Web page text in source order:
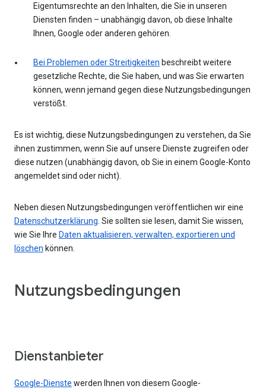
Eigentumsrechte an den Inhalten, die Sie in unseren
Diensten finden – unabhängig davon, ob diese Inhalte
Ihnen, Google oder anderen gehören.
Bei Problemen oder Streitigkeiten beschreibt weitere
gesetzliche Rechte, die Sie haben, und was Sie erwarten
können, wenn jemand gegen diese Nutzungsbedingungen
verstößt.
Es ist wichtig, diese Nutzungsbedingungen zu verstehen, da Sie
ihnen zustimmen, wenn Sie auf unsere Dienste zugreifen oder
diese nutzen (unabhängig davon, ob Sie in einem Google-Konto
angemeldet sind oder nicht).
Neben diesen Nutzungsbedingungen veröffentlichen wir eine
Datenschutzerklärung . Sie sollten sie lesen, damit Sie wissen,
wie Sie Ihre Daten aktualisieren, verwalten, exportieren und
löschen können.
Nutzungsbedingungen
Dienstanbieter
Google-Dienste werden Ihnen von diesem Google-